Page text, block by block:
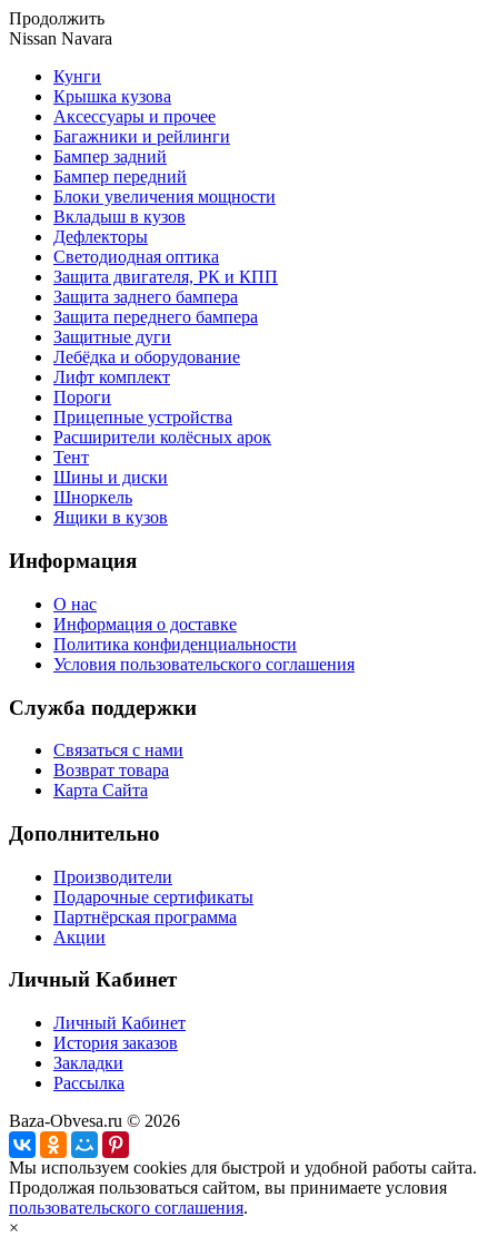
Продолжить
Nissan Navara
Кунги
Крышка кузова
Аксессуары и прочее
Багажники и рейлинги
Бампер задний
Бампер передний
Блоки увеличения мощности
Вкладыш в кузов
Дефлекторы
Светодиодная оптика
Защита двигателя, РК и КПП
Защита заднего бампера
Защита переднего бампера
Защитные дуги
Лебёдка и оборудование
Лифт комплект
Пороги
Прицепные устройства
Расширители колёсных арок
Тент
Шины и диски
Шноркель
Ящики в кузов
Информация
О нас
Информация о доставке
Политика конфиденциальности
Условия пользовательского соглашения
Служба поддержки
Связаться с нами
Возврат товара
Карта Сайта
Дополнительно
Производители
Подарочные сертификаты
Партнёрская программа
Акции
Личный Кабинет
Личный Кабинет
История заказов
Закладки
Рассылка
Baza-Obvesa.ru © 2026
Мы используем cookies для быстрой и удобной работы сайта.
Продолжая пользоваться сайтом, вы принимаете условия
пользовательского соглашения.
×